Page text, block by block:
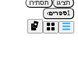
תציגו
תסתירו
1ספרים›